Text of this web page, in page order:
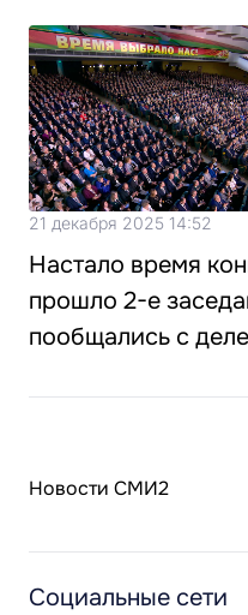
21 декабря 2025 14:52
Настало время
прошло 2-е
пообщались с
Новости СМИ2
Социальные сети